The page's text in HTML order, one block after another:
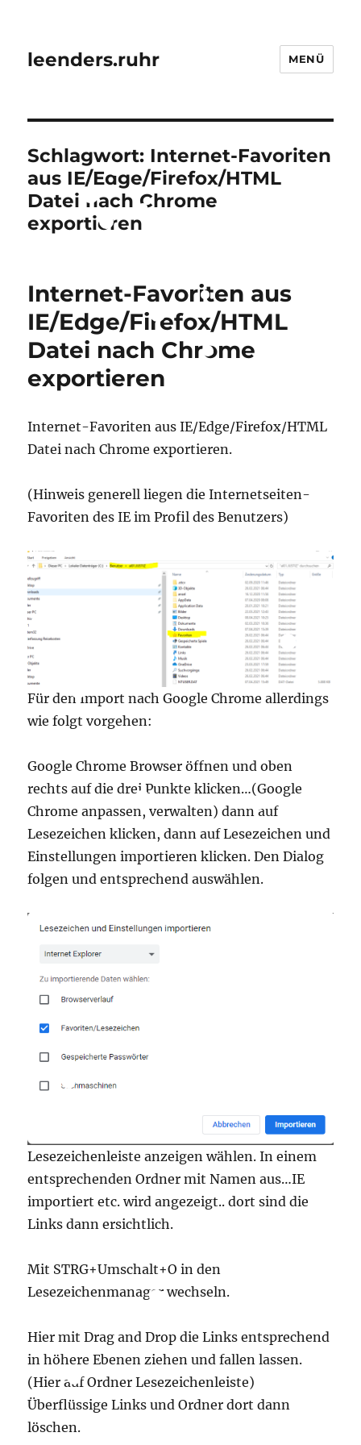
leenders.ruhr MENÜ
Schlagwort: Internet-Favoriten
aus IE/Edge/Firefox/HTML
Datei nach Chrome
exportieren
Internet-Favoriten aus
IE/Edge/Firefox/HTML
Datei nach Chrome
exportieren
Internet-Favoriten aus IE/Edge/Firefox/HTML
Datei nach Chrome exportieren.
(Hinweis generell liegen die Internetseiten-
Favoriten des IE im Profil des Benutzers)
Für den Import nach Google Chrome allerdings
wie folgt vorgehen:
Google Chrome Browser öffnen und oben
rechts auf die drei Punkte klicken…(Google
Chrome anpassen, verwalten) dann auf
Lesezeichen klicken, dann auf Lesezeichen und
Einstellungen importieren klicken. Den Dialog
folgen und entsprechend auswählen.
Lesezeichenleiste anzeigen wählen. In einem
entsprechenden Ordner mit Namen aus…IE
importiert etc. wird angezeigt.. dort sind die
Links dann ersichtlich.
Mit STRG+Umschalt+O in den
Lesezeichenmanager wechseln.
Hier mit Drag and Drop die Links entsprechend
in höhere Ebenen ziehen und fallen lassen.
(Hier auf Ordner Lesezeichenleiste)
Überflüssige Links und Ordner dort dann
löschen.